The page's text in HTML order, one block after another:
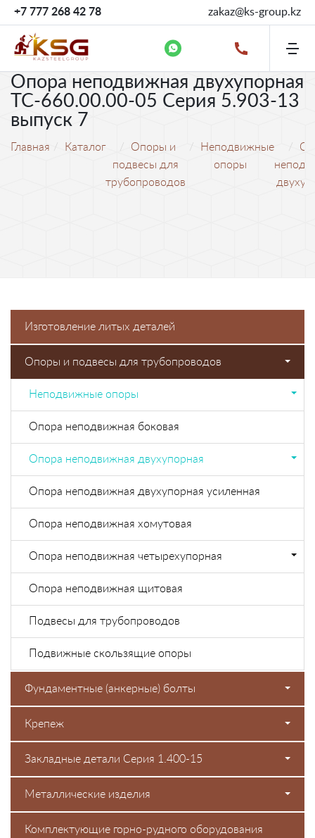
+7 777 268 42 78 zakaz@ks-group.kz
Опора неподвижная двухупорная
ТС-660.00.00-05 Серия 5.903-13
выпуск 7
Главная Каталог
Опоры и
подвесы для
трубопроводов
Неподвижные
опоры
Изготовление литых деталей
Опоры и подвесы для трубопроводов
Неподвижные опоры
Опора неподвижная боковая
Опора неподвижная двухупорная
Опора неподвижная двухупорная усиленная
Опора неподвижная хомутовая
Опора неподвижная четырехупорная
Опора неподвижная щитовая
Подвесы для трубопроводов
Подвижные скользящие опоры
Фундаментные (анкерные) болты
Крепеж
Закладные детали Серия 1.400-15
Металлические изделия
Комплектующие горно-рудного оборудования